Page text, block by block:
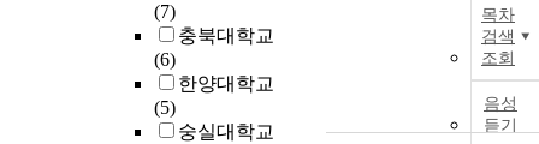
(7)
충북대학교
(6)
한양대학교
(5)
숭실대학교
목차
검색
조회
음성
듣기